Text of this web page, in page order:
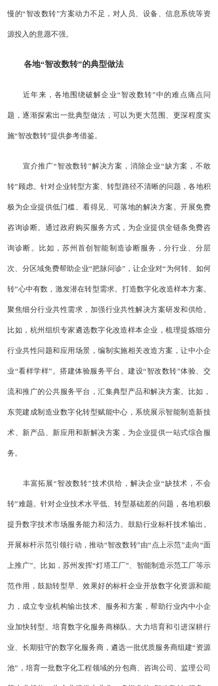
慢的“智改数转”方案动力不足，对人员、设备、信息系统等资
源投入的意愿不强。
各地“智改数转”的典型做法
近年来，各地围绕破解企业“智改数转”中的难点痛点问
题，逐渐探索出一批典型做法，可以为更大范围、更深程度实
施“智改数转”提供参考借鉴。
宣介推广“智改数转”解决方案，消除企业“缺方案，不敢
转”顾虑。针对企业转型方案、转型路径不清晰的问题，各地积
极为企业提供低门槛、看得见、可落地的解决方案。开展免费
咨询诊断。通过政府购买服务方式，为企业提供全链条免费咨
询诊断。比如，苏州首创智能制造诊断服务，分行业、分层
次、分区域免费帮助企业“把脉问诊”，让企业对“为何转、如何
转”心中有数，激发潜在转型需求。打造数字化改造样本方案。
聚焦细分行业共性需求，加强行业共性解决方案研发和供给。
比如，杭州组织专家遴选数字化改造样本企业，梳理提炼细分
行业共性问题和应用场景，编制实施相关改造方案，让中小企
业“看样学样”。搭建体验服务平台。建设“智改数转”体验、交
流和推广的公共服务平台，汇集典型产品和解决方案。比如，
东莞建成制造业数字化转型赋能中心，系统展示智能制造新技
术、新产品、新应用和新解决方案，为企业提供一站式综合服
务。
丰富拓展“智改数转”技术供给，解决企业“缺技术，不会
转”难题。针对企业技术水平低、转型基础差的问题，各地积极
提升数字技术市场服务能力和活力。鼓励行业标杆技术输出。
开展标杆示范引领行动，推动“智改数转”由“点上示范”走向“面
上推广”。比如，苏州发挥“灯塔工厂”、智能制造示范工厂等示
范作用，鼓励转型早、效果好的标杆企业开放数字化资源和能
力，成立专业机构输出技术、服务和方案，帮助行业内中小企
业加快转型。培育数字化服务商梯队。大力培育和引进深耕行
业、长期驻守的数字化服务商，遴选一批优质服务商组建“资源
池”，培育一批数字化工程领域的分包商、咨询公司、监理公司